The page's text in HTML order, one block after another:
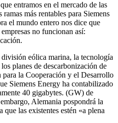
entramos en el mercado de las
más rentables para Siemens
el mundo entero nos dice que
no funcionan así:
eólica marina, la tecnología
planes de descarbonización de
para la Cooperación y el Desarrollo
Siemens Energy ha contabilizado
40 gigabytes. (GW) de
Alemania pospondrá la
que las existentes estén «a plena